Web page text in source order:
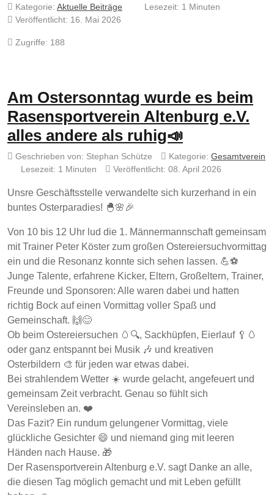
Kategorie: Aktuelle Beiträge
Lesezeit: 1 Minuten
Veröffentlicht: 16. Mai 2026
Zugriffe: 188
Am Ostersonntag wurde es beim
Rasensportverein Altenburg e.V.
alles andere als ruhig📣
Geschrieben von: Stephan Schütze Kategorie: Gesamtverein
Lesezeit: 1 Minuten
Veröffentlicht: 08. April 2026
Unsre Geschäftsstelle verwandelte sich kurzerhand in ein
buntes Osterparadies! 🐣🌸🎉
Von 10 bis 12 Uhr lud die 1. Männermannschaft gemeinsam
mit Trainer Peter Köster zum großen Ostereiersuchvormittag
ein und die Resonanz konnte sich sehen lassen. 💪⚽
Junge Talente, erfahrene Kicker, Eltern, Großeltern, Trainer,
Freunde und Sponsoren: Alle waren dabei und hatten
richtig Bock auf einen Vormittag voller Spaß und
Gemeinschaft. 🙌😊
Ob beim Ostereiersuchen 🥚🔍, Sackhüpfen, Eierlauf 🥄🥚
oder ganz entspannt bei Musik 🎶 und kreativen
Osterbildern 🎨 für jeden war etwas dabei.
Bei strahlendem Wetter ☀️ wurde gelacht, angefeuert und
gemeinsam Zeit verbracht. Genau so fühlt sich
Vereinsleben an. ❤️
Das Fazit? Ein rundum gelungener Vormittag, viele
glückliche Gesichter 😄 und niemand ging mit leeren
Händen nach Hause. 🎁
Der Rasensportverein Altenburg e.V. sagt Danke an alle,
die diesen Tag möglich gemacht und mit Leben gefüllt